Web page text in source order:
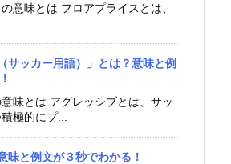
意味とは フロアプライスとは、
サッカー用語）」とは？意味と例
意味とは アグレッシブとは、サッ
極的にプ...
味と例文が３秒でわかる！